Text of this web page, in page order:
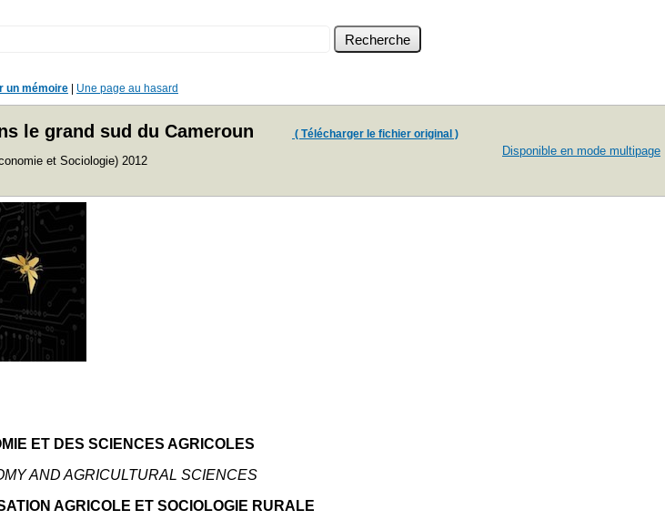
un mémoire Une page au hasard
le grand sud du Cameroun ( Télécharger le fichier original )
et Sociologie) 2012
Disponible en mode multipage
ET DES SCIENCES AGRICOLES
AND AGRICULTURAL SCIENCES
AGRICOLE ET SOCIOLOGIE RURALE